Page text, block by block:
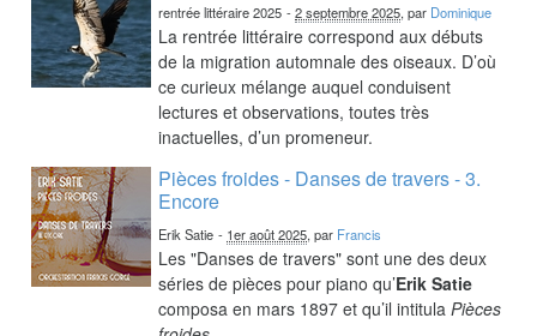
rentrée littéraire 2025 -2 septembre 2025, par Dominique
La rentrée littéraire correspond aux débuts
de la migration automnale des oiseaux. D’où
ce curieux mélange auquel conduisent
lectures et observations, toutes très
inactuelles, d’un promeneur.
Pièces froides - Danses de travers - 3.
Encore
Erik Satie - 1er août 2025, par Francis
Les "Danses de travers" sont une des deux
séries de pièces pour piano qu’Erik Satie
composa en mars 1897 et qu’il intitulaPièces